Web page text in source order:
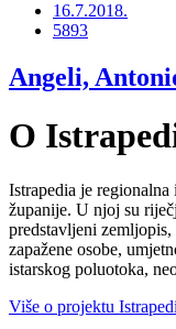
16.7.2018.
5893
Angeli,
O
Istrapedia je
županije. U njoj su
predstavljeni
zapažene osobe,
istarskog poluotoka,
Više o projektu